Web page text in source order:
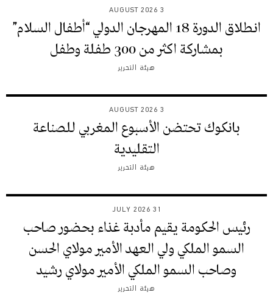
3 AUGUST 2026
انطلاق الدورة 18 المهرجان الدولي “أطفال السلام”
بمشاركة اكثر من 300 طفلة وطفل
هيئة التحرير
3 AUGUST 2026
بانكوك تحتضن الأسبوع المغربي للصناعة
التقليدية
هيئة التحرير
31 JULY 2026
رئيس الحكومة يقيم مأدبة غذاء بحضور صاحب
السمو الملكي ولي العهد الأمير مولاي الحسن
وصاحب السمو الملكي الأمير مولاي رشيد
هيئة التحرير